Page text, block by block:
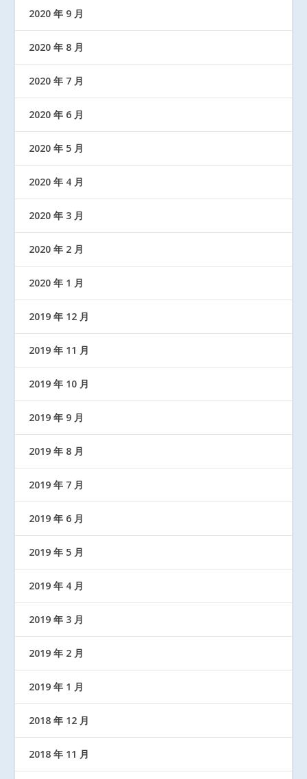
2020 年 9 月
2020 年 8 月
2020 年 7 月
2020 年 6 月
2020 年 5 月
2020 年 4 月
2020 年 3 月
2020 年 2 月
2020 年 1 月
2019 年 12 月
2019 年 11 月
2019 年 10 月
2019 年 9 月
2019 年 8 月
2019 年 7 月
2019 年 6 月
2019 年 5 月
2019 年 4 月
2019 年 3 月
2019 年 2 月
2019 年 1 月
2018 年 12 月
2018 年 11 月